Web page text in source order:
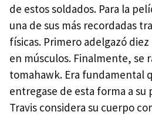
de estos soldados. Para la
una de sus más recordadas
físicas. Primero adelgazó
en músculos. Finalmente, se
tomahawk. Era fundamental
entregase de esta forma a su
Travis considera su cuerpo